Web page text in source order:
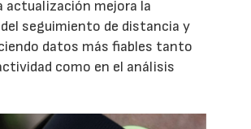
actualización mejora la
seguimiento de distancia y
datos más fiables tanto
como en el análisis